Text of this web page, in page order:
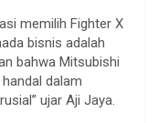
memilih Fighter X
bisnis adalah
bahwa Mitsubishi
dalam
ujar Aji Jaya.